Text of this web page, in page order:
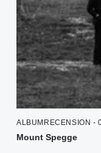
ALBUMRECENSION -
Mount Spegge